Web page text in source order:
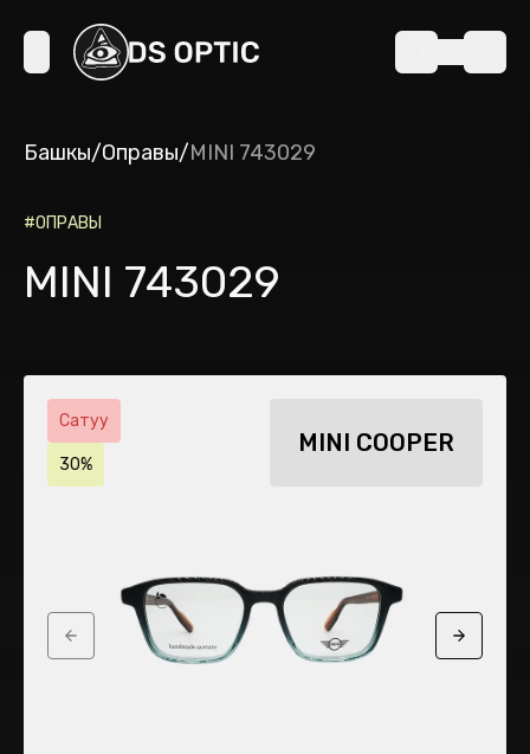
Башкы/Оправы/MINI 743029
#ОПРАВЫ
MINI 743029
Сатуу
30%
MINI COOPER
Previous slide Next